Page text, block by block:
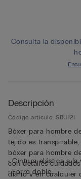
Consulta la
Descripción
Código artículo: SBU12I
Bóxer para hombre
tejido es
bóxer para hombre
con detalles
diario y en cualquier
• Cintura elástica a
• Forro doble